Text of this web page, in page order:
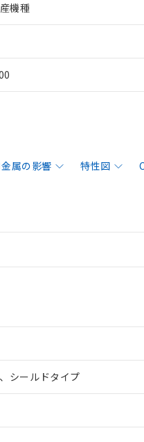
機種
属の影響 特性図
シールドタイプ